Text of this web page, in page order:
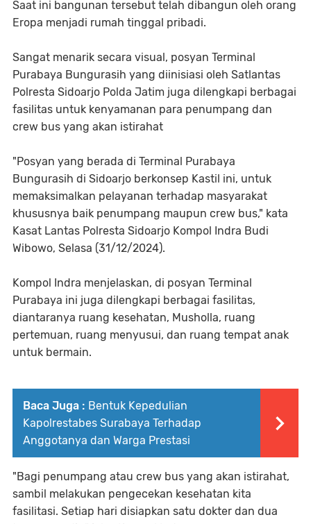
Saat ini bangunan tersebut telah dibangun oleh orang
Eropa menjadi rumah tinggal pribadi.
Sangat menarik secara visual, posyan Terminal
Purabaya Bungurasih yang diinisiasi oleh Satlantas
Polresta Sidoarjo Polda Jatim juga dilengkapi berbagai
fasilitas untuk kenyamanan para penumpang dan
crew bus yang akan istirahat
"Posyan yang berada di Terminal Purabaya
Bungurasih di Sidoarjo berkonsep Kastil ini, untuk
memaksimalkan pelayanan terhadap masyarakat
khususnya baik penumpang maupun crew bus," kata
Kasat Lantas Polresta Sidoarjo Kompol Indra Budi
Wibowo, Selasa (31/12/2024).
Kompol Indra menjelaskan, di posyan Terminal
Purabaya ini juga dilengkapi berbagai fasilitas,
diantaranya ruang kesehatan, Musholla, ruang
pertemuan, ruang menyusui, dan ruang tempat anak
untuk bermain.
Baca Juga : Bentuk Kepedulian
Kapolrestabes Surabaya Terhadap
Anggotanya dan Warga Prestasi
"Bagi penumpang atau crew bus yang akan istirahat,
sambil melakukan pengecekan kesehatan kita
fasilitasi. Setiap hari disiapkan satu dokter dan dua